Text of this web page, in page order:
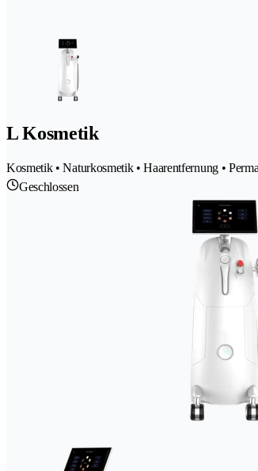
L Kosmetik
Kosmetik • Naturkosmetik • Haarentfernung •
Geschlossen